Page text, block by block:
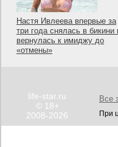
Настя Ивлеева впервые за
три года снялась в бикини
вернулась к имиджу до
«отмены»
life-star.ru
© 18+
2008-2026
Все
При